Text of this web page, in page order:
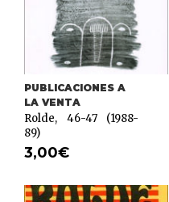
PUBLICACIONES A
LA VENTA
Rolde, 46-47 (1988-
89)
3,00€